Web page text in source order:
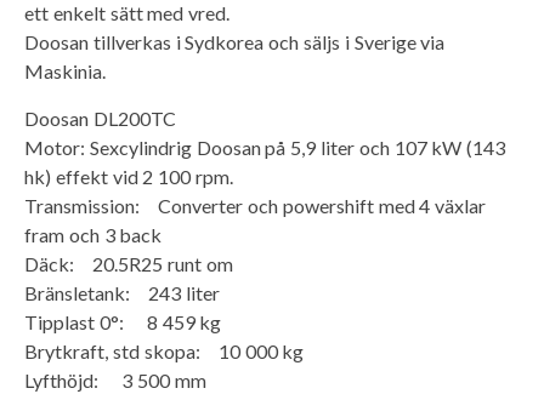
ett enkelt sätt med vred.
Doosan tillverkas i Sydkorea och säljs i Sverige via
Maskinia.
Doosan DL200TC
Motor: Sexcylindrig Doosan på 5,9 liter och 107 kW (143
hk) effekt vid 2 100 rpm.
Transmission: Converter och powershift med 4 växlar
fram och 3 back
Däck: 20.5R25 runt om
Bränsletank: 243 liter
Tipplast 0°: 8 459 kg
Brytkraft, std skopa: 10 000 kg
Lyfthöjd: 3 500 mm